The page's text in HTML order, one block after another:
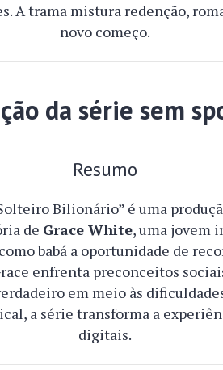
A trama mistura redenção,
novo começo.
da série sem
Resumo
Bilionário” é uma
de Grace White, uma jovem
babá a oportunidade de
enfrenta preconceitos
em meio às
a série transforma a
digitais.